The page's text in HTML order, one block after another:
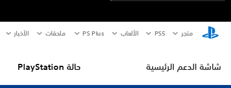
متجر PS5‏ الألعاب PS Plus ملحقات الأخبار
شاشة الدعم الرئيسية حالة PlayStation